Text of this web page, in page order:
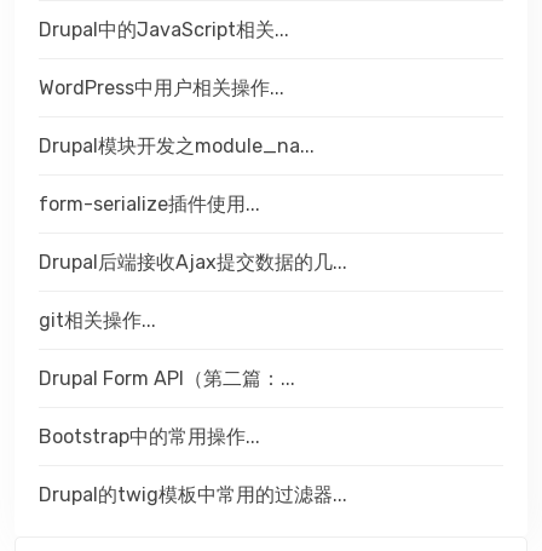
Drupal中的JavaScript相关...
WordPress中用户相关操作...
Drupal模块开发之module_na...
form-serialize插件使用...
Drupal后端接收Ajax提交数据的几...
git相关操作...
Drupal Form API（第二篇：...
Bootstrap中的常用操作...
Drupal的twig模板中常用的过滤器...